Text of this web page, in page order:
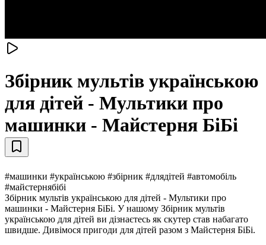
Збірник мультів українською
для дітей - Мультики про
машинки - Майстерня БіБі
#машинки #українською #збірник #длядітей #автомобіль
#майстернябібі
Збірник мультів українською для дітей - Мультики про
машинки - Майстерня БіБі. У нашому Збірник мультів
українською для дітей ви дізнаєтесь як скутер став набагато
швидше. Дивімося пригоди для дітей разом з Майстерня БіБі.